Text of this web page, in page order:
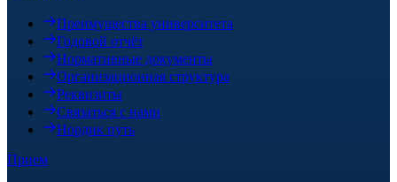
Преимущества университета
Годовой отчёт
Нормативные документы
Организационная структура
Реквизиты
Связаться с нами
Нордик путь
Прием